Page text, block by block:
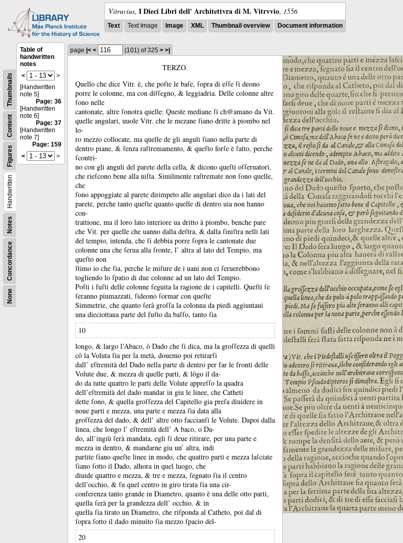
Vitruvius, I Dieci Libri dell' Architettvra di M. Vitrvvio, 1556
Text Text Image Image XML Thumbnail overview Document information
None
Concordance
Notes
Handwritten
Figures
Content
Thumbnails
Table of
handwritten
notes
<
>
[Handwritten
note 5]
Page: 36
[Handwritten
note 6]
Page: 37
[Handwritten
note 7]
Page: 159
<
>
page |< < (101) of 325 > >|
TERZO.
Quello che dice Vitr. è, che poſte le baſe, ſopra di eſſe ſi deono
porre le colonne, ma con diſſegno, & leggiadria. Delle colonne altre
ſono nelle
cantonate, altre ſonotra quelle: Queste mediane ſi ch@amano da Vit.
quelle angulari, uuole Vitr. che le mezane ſiano dritte à piombo nel
lo-
ro mezzo collocate, ma quelle de gli anguli ſiano nella parte di
dentro piane, & ſenza raſtremamento, & queſto forſe è ſatto, perche
ſcontri-
no con gli anguli del parete della cella, & dicono queſti oſſeruatori,
che rieſcono bene alla uiſta. Similmente raſtremate non ſono quelle,
che
ſono appoggiate al parete dirimpeto alle angulari dico da i lati del
parete, perche tanto queſte quanto quelle di dentro uia non hanno
con-
trattione, ma il loro lato interiore ua dritto à piombo, benche pare
che Vit. per quelle che uanno dalla deſtra, & dalla ſiniſtra nelli lati
del tempio, intenda, che ſi debbia porre ſopra le cantonate due
colonne una che ſerua alla ſronte, l’ altra al lato del Tempio, ma
queſto non
ſtimo io che ſia, perche le miſure de i uani non ci ſeruerebbono
togliendo lo ſpatio di due colonne ad un lato del Tempio.
Poſti i fuſti delle colonne ſeguita la ragione de i capitelli. Queſti ſe
ſeranno piumazzati, ſideono ſormar con queſte
Simmetrie, che quanto ſerâ groſſa la colonna da piedi aggiuntaui
una dieciottaua parte del fuſto da baſſo, tanto ſia
10
longo, & largo l’Abaco, ò Dado che ſi dica, ma la groſſezza di quelli
cõ la Voluta ſia per la metà, douemo poi retirarſi
dall’ eſtremità del Dado nella parte di dentro per far le fronti delle
Volute due, & mezza di quelle parti, & lõgo il da-
do da tutte quattro le parti delle Volute appreſſo la quadra
dell’eſtremità del dado mandar in giu le linee, che Catheti
dette ſono, & quella groſſezza del Capitello gia preſa diuidere in
noue parti e mezza, una parte e mezza ſia data alla
groſſezza del dado, & dell’ altre otto faccianſi le Volute. Dapoi dalla
linea, che longo l’ eſtremità dell’ A baco, o Da-
do, all’ingiù ſerà mandata, egli ſi deue ritirare, per una parte e
mezza in dentro, & mandarne giu un’ altra, indi
partite ſiano queſte linee in modo, che quattro parti e mezza laſciate
ſiano ſotto il Dado, alhora in quel luogo, che
diuide quattro e mezza, & tre e mezza, ſegnato ſia il centro
dell’occhio, & ſu quel centro in giro tirata ſia una cir-
conferenza tanto grande in Diametro, quanto è una delle otto parti,
quella ſerà per la grandezza dell’ occhio. & in
quella ſia tirato un Diametro, che riſponda al Catheto, poi dal di
ſopra ſotto il dado minuito ſia mezzo ſpacio del-
20